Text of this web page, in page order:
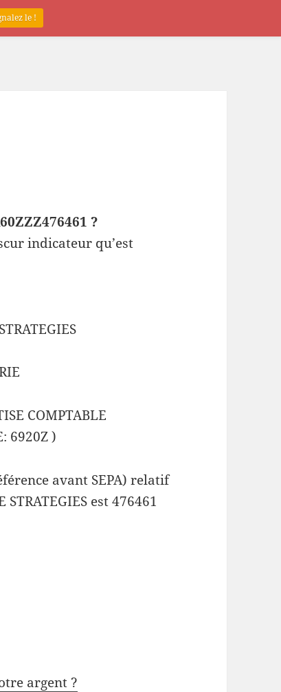
?
indicateur qu’est
COMPTABLE
6920Z )
avant SEPA) relatif
STRATEGIES est 476461
argent ?
le !